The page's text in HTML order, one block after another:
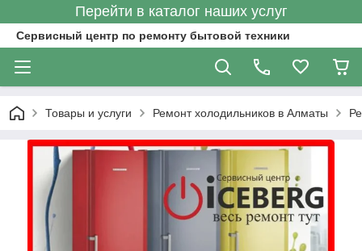
Перейти в каталог наших услуг
Сервисный центр по ремонту бытовой техники
Товары и услуги Ремонт холодильников в Алматы